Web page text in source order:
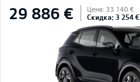
29 886 € Цена: 33 140 €
Скидка: 3 254 €